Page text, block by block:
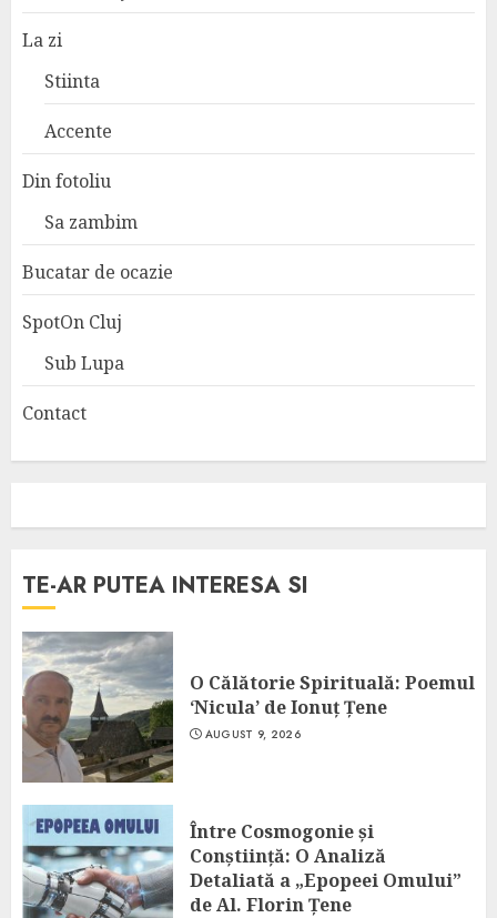
La zi
Stiinta
Accente
Din fotoliu
Sa zambim
Bucatar de ocazie
SpotOn Cluj
Sub Lupa
Contact
TE-AR PUTEA INTERESA SI
O Călătorie Spirituală: Poemul
‘Nicula’ de Ionuț Țene
AUGUST 9, 2026
Între Cosmogonie și
Conștiință: O Analiză
Detaliată a „Epopeei Omului”
de Al. Florin Țene